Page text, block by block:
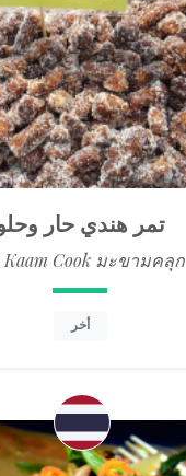
تمر هندي حار
Kaam Cook มะขามคลุก
أخر